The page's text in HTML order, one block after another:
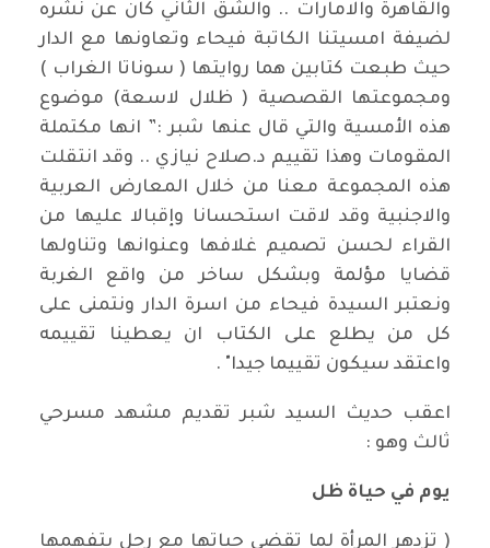
والقاهرة والامارات .. والشق الثاني كان عن نشره
لضيفة امسيتنا الكاتبة فيحاء وتعاونها مع الدار
حيث طبعت كتابين هما روايتها ( سوناتا الغراب )
ومجموعتها القصصية ( ظلال لاسعة) موضوع
هذه الأمسية والتي قال عنها شبر :” انها مكتملة
المقومات وهذا تقييم د.صلاح نيازي .. وقد انتقلت
هذه المجموعة معنا من خلال المعارض العربية
والاجنبية وقد لاقت استحسانا وإقبالا عليها من
القراء لحسن تصميم غلافها وعنوانها وتناولها
قضايا مؤلمة وبشكل ساخر من واقع الغربة
ونعتبر السيدة فيحاء من اسرة الدار ونتمنى على
كل من يطلع على الكتاب ان يعطينا تقييمه
واعتقد سيكون تقييما جيدا" .
اعقب حديث السيد شبر تقديم مشهد مسرحي
ثالث وهو :
يوم في حياة ظل
( تزدهر المرأة لما تقضي حياتها مع رجل يتفهمها